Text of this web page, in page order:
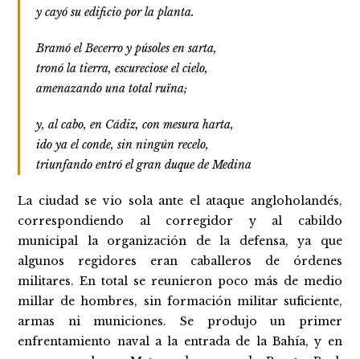
y cayó su edificio por la planta.
Bramó el Becerro y púsoles en sarta,
tronó la tierra, escureciose el cielo,
amenazando una total ruïna;
y, al cabo, en Cádiz, con mesura harta,
ido ya el conde, sin ningún recelo,
triunfando entró el gran duque de Medina
La ciudad se vio sola ante el ataque angloholandés,
correspondiendo al corregidor y al cabildo
municipal la organización de la defensa, ya que
algunos regidores eran caballeros de órdenes
militares. En total se reunieron poco más de medio
millar de hombres, sin formación militar suficiente,
armas ni municiones. Se produjo un primer
enfrentamiento naval a la entrada de la Bahía, y en